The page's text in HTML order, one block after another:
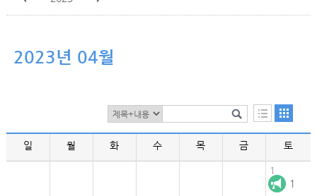
12월
2023년 04월
일 월 화 수 목 금 토
1
1